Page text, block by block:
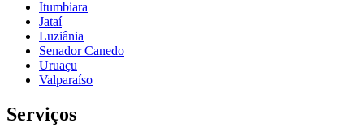
Itumbiara
Jataí
Luziânia
Senador Canedo
Uruaçu
Valparaíso
Serviços